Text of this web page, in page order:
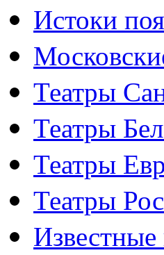
Истоки
Театры
Театры
Театры
Театры